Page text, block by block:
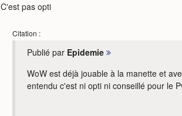
C'est pas opti
Citation :
Publié par Epidemie
WoW est déjà jouable à la manette et
entendu c'est ni opti ni conseillé pour le